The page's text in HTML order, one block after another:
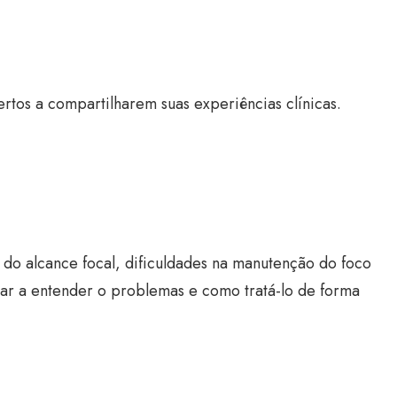
a compartilharem suas experiências clínicas.
alcance focal, dificuldades na manutenção do foco
a entender o problemas e como tratá-lo de forma